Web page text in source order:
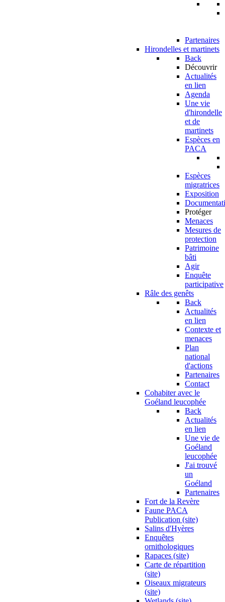
Partenaires
Hirondelles et martinets
Back
Découvrir
Actualités
en lien
Agenda
Une vie
d'hirondelle
et de
martinets
Espèces en
PACA
Espèces
migratrices
Exposition
Protéger
Menaces
Mesures de
protection
Patrimoine
bâti
Agir
Enquête
participative
Râle des genêts
Back
Actualités
en lien
Contexte et
menaces
Plan
national
d'actions
Partenaires
Contact
Cohabiter avec le
Goéland leucophée
Back
Actualités
en lien
Une vie de
Goéland
leucophée
J'ai trouvé
un
Goéland
Partenaires
Fort de la Revère
Faune PACA
Publication (site)
Salins d'Hyères
Enquêtes
ornithologiques
Rapaces (site)
Carte de répartition
(site)
Oiseaux migrateurs
(site)